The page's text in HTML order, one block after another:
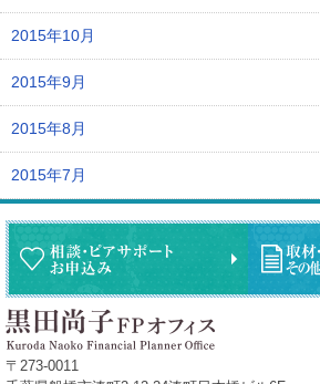
2015年10月
2015年9月
2015年8月
2015年7月
〒273-0011